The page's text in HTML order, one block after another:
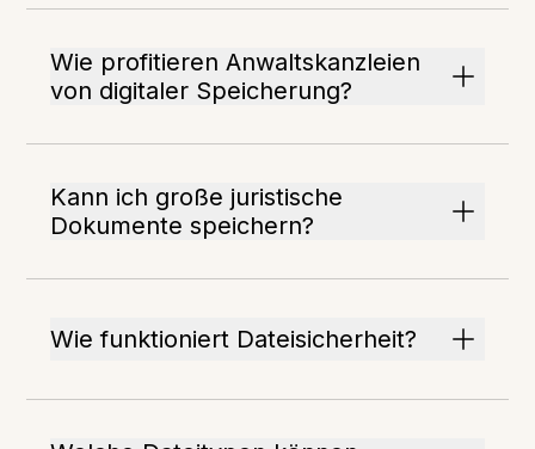
Wie profitieren Anwaltskanzleien
von digitaler Speicherung?
Kann ich große juristische
Dokumente speichern?
Wie funktioniert Dateisicherheit?